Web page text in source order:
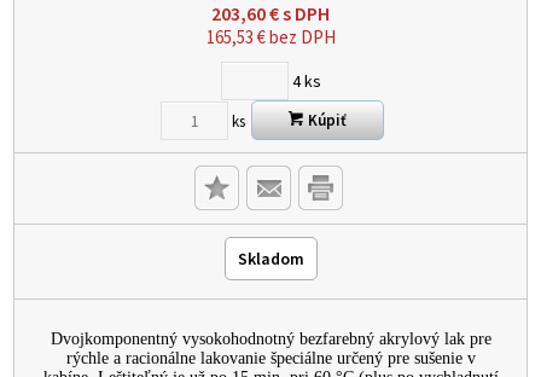
203,60€s DPH
165,53€bez DPH
4ks
ks Kúpiť
Skladom
Dvojkomponentný vysokohodnotný bezfarebný akrylový lak pre
rýchle a racionálne lakovanie špeciálne určený pre sušenie v